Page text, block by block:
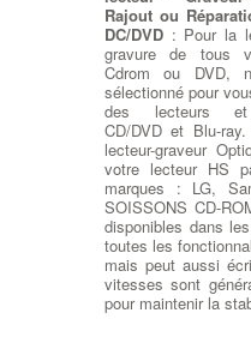
Rajout ou
DC/DVD : Pour la
gravure de tous
Cdrom ou DVD,
sélectionné pour
des lecteurs et
CD/DVD et Blu-
lecteur-graveur
votre lecteur HS
marques : LG,
SOISSONS CD-
disponibles dans
toutes les
mais peut aussi
vitesses sont
pour maintenir la